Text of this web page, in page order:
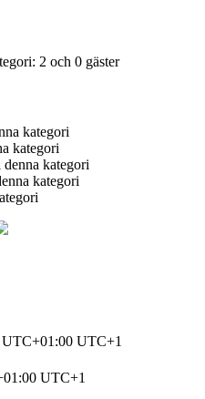
2 och 0 gäster
kategori
kategori
kategori
kategori
UTC+1
UTC+1